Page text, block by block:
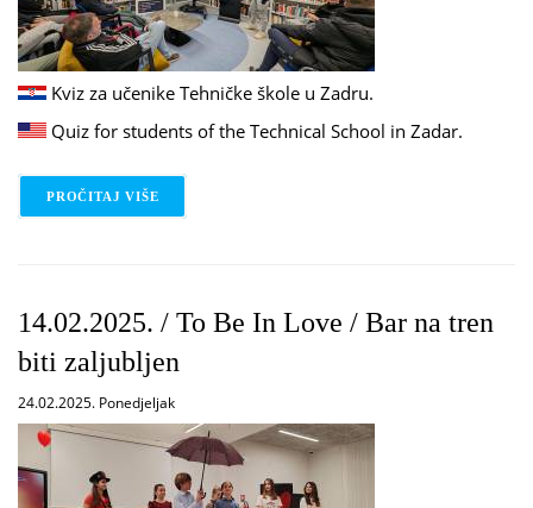
Kviz za učenike Tehničke škole u Zadru.
Quiz for students of the Technical School in Zadar.
PROČITAJ VIŠE
14.02.2025. / To Be In Love / Bar na tren
biti zaljubljen
24.02.2025. Ponedjeljak